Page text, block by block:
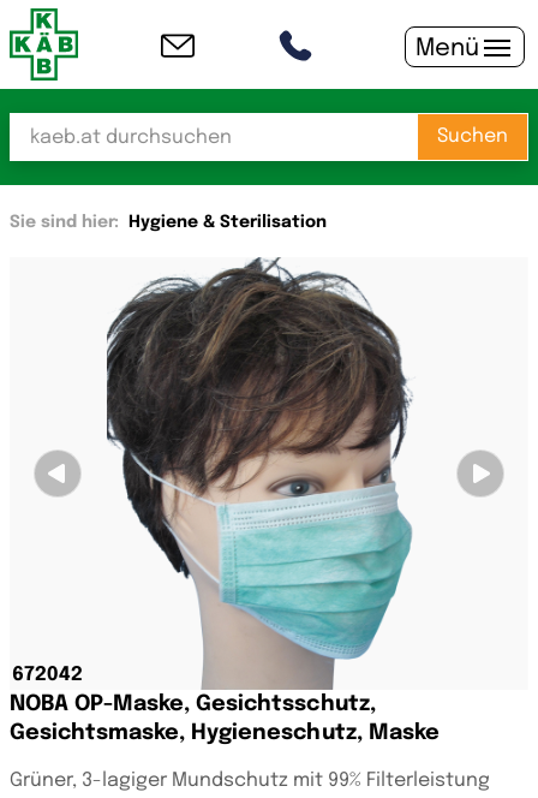
Menü
Suchen
Sie sind hier: Hygiene & Sterilisation
NOBA OP-Maske, Gesichtsschutz,
Gesichtsmaske, Hygieneschutz, Maske
Grüner, 3-lagiger Mundschutz mit 99% Filterleistung